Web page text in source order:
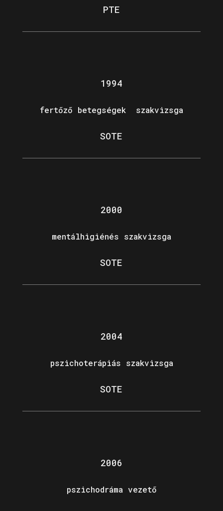
PTE
1994
fertőző betegségek szakvizsga
SOTE
2000
mentálhigiénés szakvizsga
SOTE
2004
pszichoterápiás szakvizsga
SOTE
2006
pszichodráma vezető